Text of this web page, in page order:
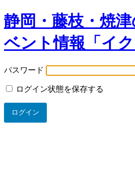
静岡・藤枝・焼
ベント情報「イク
パスワード
ログイン状態を保存する